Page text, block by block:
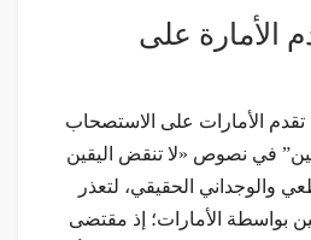
الأمارة على
الأمارات على الاستصحاب
في نصوص «لا تنقض اليقين
والوجداني الحقيقي، لتعذر
بواسطة الأمارات؛ إذ مقتضى